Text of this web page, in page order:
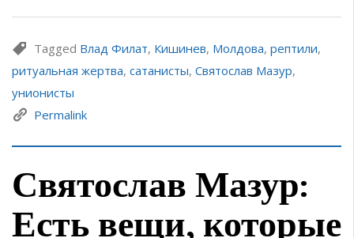
Tagged Влад Филат, Кишинев, Молдова, рептили,
ритуальная жертва, сатанисты, Святослав Мазур,
унионисты
Permalink
Святослав Мазур:
Есть вещи, которые